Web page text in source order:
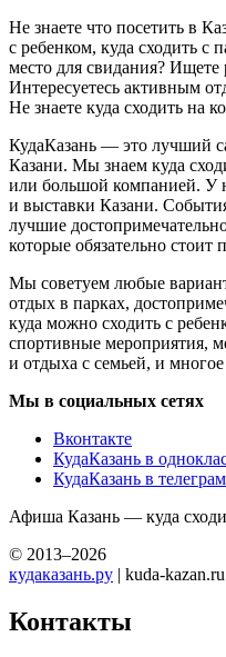
Не знаете что посетить в
с ребенком, куда сходить с
место для свидания?
Интересуетесь активным
Не знаете куда сходить на
КудаКазань — это лучший
Казани. Мы знаем куда
или большой компанией. У
и выставки Казани.
лучшие
которые обязательно стоит
Мы советуем любые
отдых в парках,
куда можно сходить с
спортивные мероприятия,
и отдыха с семьей, и многое
Мы в социальных сетях
Вконтакте
КудаКазань в
КудаКазань в
Афиша Казань — куда
© 2013–2026
кудаказань.ру | kuda-kazan.ru
Контакты